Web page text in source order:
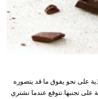
على نحو يفوق ما قد يتصوره
تجنبها.نتوقع عندما نشتري